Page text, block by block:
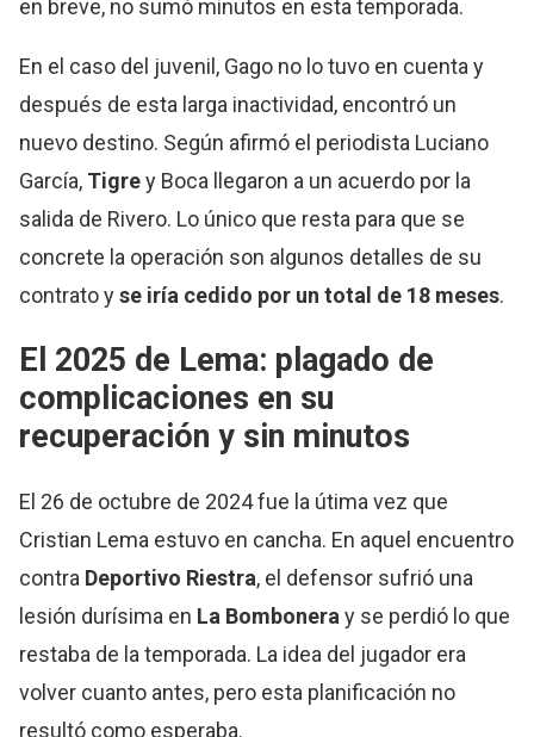
en breve, no sumó minutos en esta temporada.
En el caso del juvenil, Gago no lo tuvo en cuenta y
después de esta larga inactividad, encontró un
nuevo destino. Según afirmó el periodista Luciano
García, Tigrey Boca llegaron a un acuerdo por la
salida de Rivero. Lo único que resta para que se
concrete la operación son algunos detalles de su
contrato yse iría cedido por un total de 18 meses.
El 2025 de Lema: plagado de
complicaciones en su
recuperación y sin minutos
El 26 de octubre de 2024 fue la útima vez que
Cristian Lema estuvo en cancha. En aquel encuentro
contra Deportivo Riestra, el defensor sufrió una
lesión durísima en La Bombonera y se perdió lo que
restaba de la temporada. La idea del jugador era
volver cuanto antes, pero esta planificación no
resultó como esperaba.